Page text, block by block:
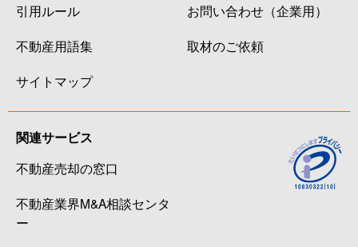
引用ルール
不動産用語集
サイトマップ
お問い合わせ（企業用）
取材のご依頼
関連サービス
不動産売却の窓口
不動産業界M&A相談センタ
ー